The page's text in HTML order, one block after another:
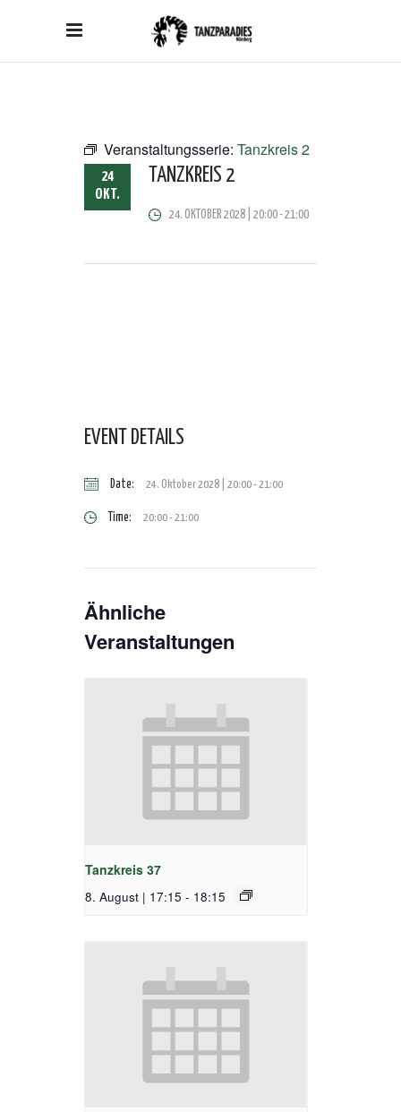
Veranstaltungsserie: Tanzkreis 2
24
OKT.
TANZKREIS 2
24. OKTOBER 2028 | 20:00-21:00
EVENT DETAILS
Date: 24. Oktober 2028 | 20:00-21:00
Time: 20:00 - 21:00
Ähnliche
Veranstaltungen
Tanzkreis 37
8. August | 17:15 - 18:15